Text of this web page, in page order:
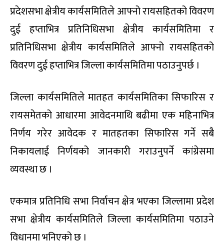
प्रदेशसभा क्षेत्रीय कार्यसमितिले आफ्नो रायसहितको विवरण
दुई हप्ताभित्र प्रतिनिधिसभा क्षेत्रीय कार्यसमितिमा र
प्रतिनिधिसभा क्षेत्रीय कार्यसमितिले आफ्नो रायसहितको
विवरण दुई हप्ताभित्र जिल्ला कार्यसमितिमा पठाउनुपर्छ ।
जिल्ला कार्यसमितिले मातहत कार्यसमितिका सिफारिस र
रायसमेतको आधारमा आवेदनमाथि बढीमा एक महिनाभित्र
निर्णय गरेर आवेदक र मातहतका सिफारिस गर्ने सबै
निकायलाई निर्णयको जानकारी गराउनुपर्ने कांग्रेसमा
व्यवस्था छ ।
एकमात्र प्रतिनिधि सभा निर्वाचन क्षेत्र भएका जिल्लामा प्रदेश
सभा क्षेत्रीय कार्यसमितिले जिल्ला कार्यसमितिमा पठाउने
विधानमा भनिएको छ ।